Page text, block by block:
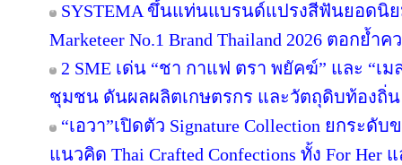
SYSTEMA ขึ้นแท่นแบรนด์แปรงสีฟันยอดนิ
Marketeer No.1 Brand Thailand 2026 ตอกย้
2 SME เด่น “ชา กาแฟ ตรา พยัคฆ์” และ “
ชุมชน ดันผลผลิตเกษตรกร และวัตถุดิบท้องถิ่
“เอวา”เปิดตัว Signature Collection ยกระ
แนวคิด Thai Crafted Confections ทั้ง For Her